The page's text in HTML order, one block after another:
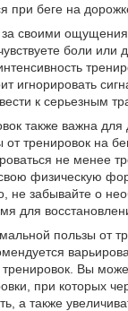
при беге на
за своими
боли или
игнорировать
к серьезным
также важна для
тренировок на
не менее
физическую
не забывайте о
для
пользы от
Вы
при которых
а также